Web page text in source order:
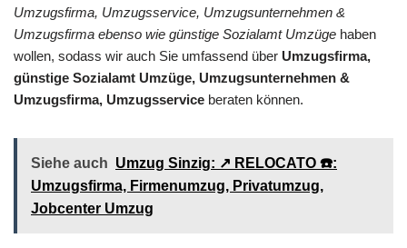
Umzugsfirma, Umzugsservice, Umzugsunternehmen &
Umzugsfirma ebenso wie günstige Sozialamt Umzüge haben
wollen, sodass wir auch Sie umfassend über Umzugsfirma,
günstige Sozialamt Umzüge, Umzugsunternehmen &
Umzugsfirma, Umzugsservice beraten können.
Siehe auch Umzug Sinzig: ↗️ RELOCATO ☎️:
Umzugsfirma, Firmenumzug, Privatumzug,
Jobcenter Umzug